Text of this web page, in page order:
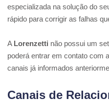
especializada na solução do
rápido para corrigir as falhas
A Lorenzetti não possui um
poderá entrar em contato com
canais já informados
Canais de